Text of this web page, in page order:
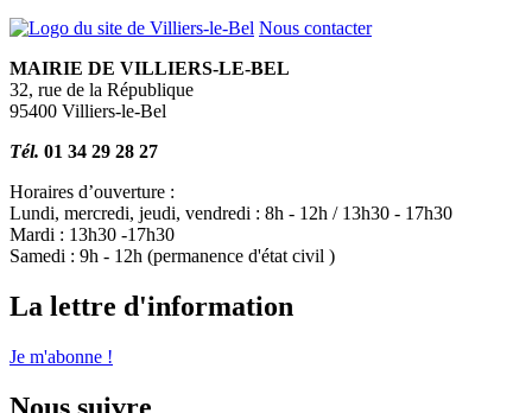
Nous contacter
MAIRIE DE VILLIERS-LE-BEL
32, rue de la République
95400 Villiers-le-Bel
Tél. 01 34 29 28 27
Horaires d’ouverture :
Lundi, mercredi, jeudi, vendredi : 8h - 12h / 13h30 - 17h30
Mardi : 13h30 -17h30
Samedi : 9h - 12h (permanence d'état civil )
La lettre d'information
Je m'abonne !